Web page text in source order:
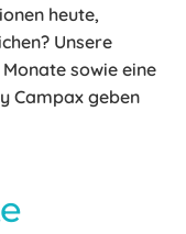
heute,
Unsere
sowie eine
Campax geben